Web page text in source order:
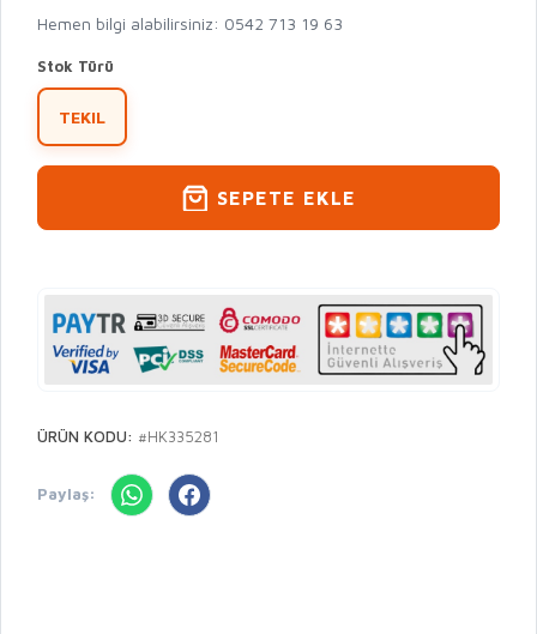
Hemen bilgi alabilirsiniz: 0542 713 19 63
Stok Türü
TEKIL
SEPETE EKLE
ÜRÜN KODU: #HK335281
Paylaş: